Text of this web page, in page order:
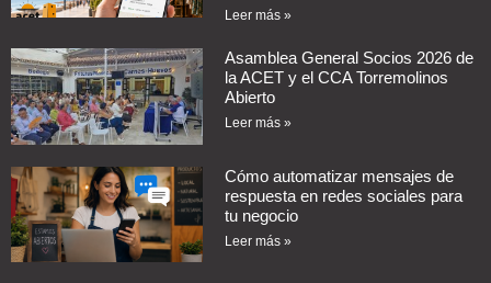
Leer más »
Asamblea General Socios 2026 de
la ACET y el CCA Torremolinos
Abierto
Leer más »
Cómo automatizar mensajes de
respuesta en redes sociales para
tu negocio
Leer más »